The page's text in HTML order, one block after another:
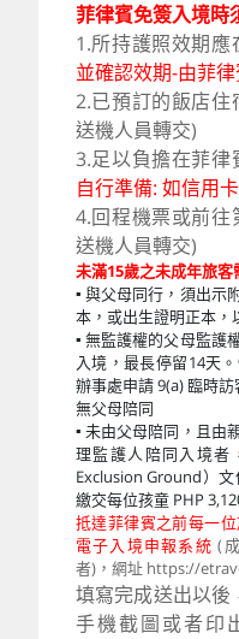
菲律賓免簽入境時
1.所持護照效期應
並確認效期-由菲律
2.已預訂的飯店住
送機人員轉交)
3.足以負擔在菲律
自行準備: 如信用
4.回程機票或前往
送機人員轉交)
未滿15歲之未成年旅客
▪ 與父母同行，須出示
本，或出生證明正本，
▪ 無監護權的父母監護
入境，最長停留14天
辦事處申請 9(a) 臨時訪
無父母陪同
▪ 未由父母陪同，且由
理監護人陪同入境者
Exclusion Ground）
繳交每位孩童 PHP
抵達菲律賓之前每一
電子入境申報系統(
者)，網址 https://
填寫完成送出以後
手機截圖或者印